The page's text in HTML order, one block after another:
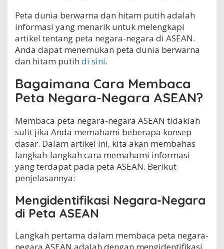
Peta dunia berwarna dan hitam putih adalah
informasi yang menarik untuk melengkapi
artikel tentang peta negara-negara di ASEAN.
Anda dapat menemukan peta dunia berwarna
dan hitam putih di sini.
Bagaimana Cara Membaca
Peta Negara-Negara ASEAN?
Membaca peta negara-negara ASEAN tidaklah
sulit jika Anda memahami beberapa konsep
dasar. Dalam artikel ini, kita akan membahas
langkah-langkah cara memahami informasi
yang terdapat pada peta ASEAN. Berikut
penjelasannya:
Mengidentifikasi Negara-Negara
di Peta ASEAN
Langkah pertama dalam membaca peta negara-
negara ASEAN adalah dengan mengidentifikasi